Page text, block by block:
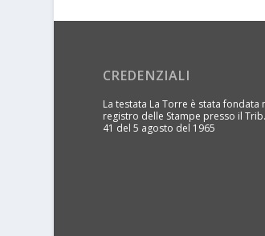
CREDENZIALI
La testata La Torre è stata fondata
registro delle Stampe presso il
41 del 5 agosto del 1965